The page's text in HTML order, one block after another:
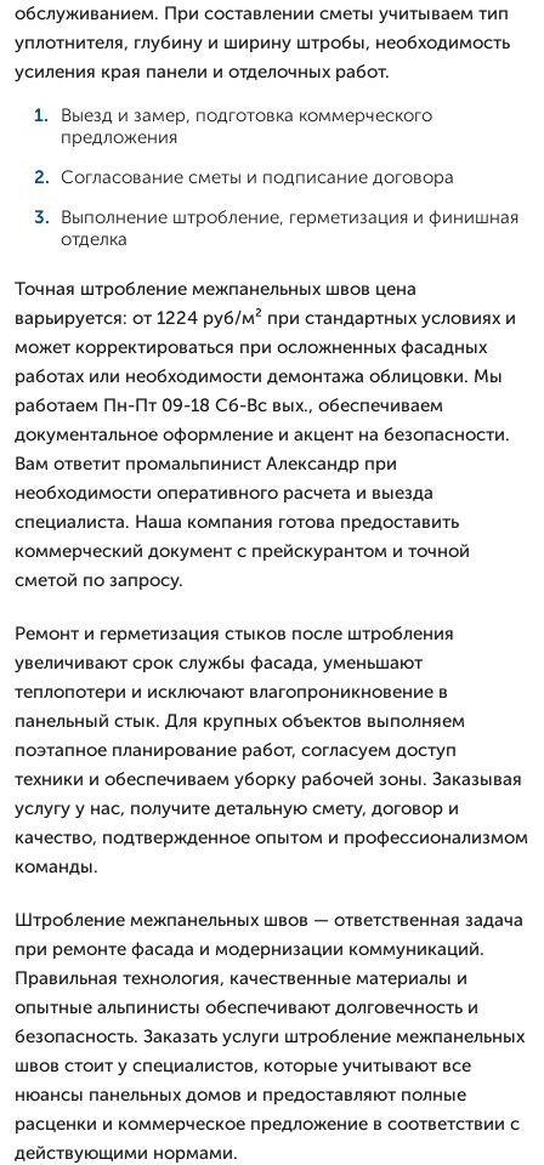
обслуживанием. При составлении сметы учитываем тип
уплотнителя, глубину и ширину штробы, необходимость
усиления края панели и отделочных работ.
Выезд и замер, подготовка коммерческого
предложения
Согласование сметы и подписание договора
Выполнение штробление, герметизация и финишная
отделка
Точная штробление межпанельных швов цена
варьируется: от 1224 руб/м² при стандартных условиях и
может корректироваться при осложненных фасадных
работах или необходимости демонтажа облицовки. Мы
работаем Пн-Пт 09-18 Сб-Вс вых., обеспечиваем
документальное оформление и акцент на безопасности.
Вам ответит промальпинист Александр при
необходимости оперативного расчета и выезда
специалиста. Наша компания готова предоставить
коммерческий документ с прейскурантом и точной
сметой по запросу.
Ремонт и герметизация стыков после штробления
увеличивают срок службы фасада, уменьшают
теплопотери и исключают влагопроникновение в
панельный стык. Для крупных объектов выполняем
поэтапное планирование работ, согласуем доступ
техники и обеспечиваем уборку рабочей зоны. Заказывая
услугу у нас, получите детальную смету, договор и
качество, подтвержденное опытом и профессионализмом
команды.
Штробление межпанельных швов — ответственная задача
при ремонте фасада и модернизации коммуникаций.
Правильная технология, качественные материалы и
опытные альпинисты обеспечивают долговечность и
безопасность. Заказать услуги штробление межпанельных
швов стоит у специалистов, которые учитывают все
нюансы панельных домов и предоставляют полные
расценки и коммерческое предложение в соответствии с
действующими нормами.